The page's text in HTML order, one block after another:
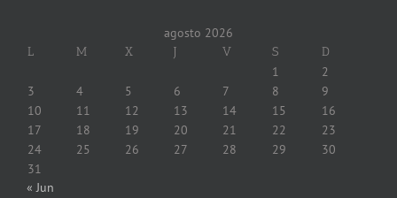
agosto 2026
L M X J V S D
1
2
3
4 5 6 7 8
9
10
11 12 13 14 15
16
17
18 19 20 21 22
23
24
25 26 27 28 29
30
31
« Jun